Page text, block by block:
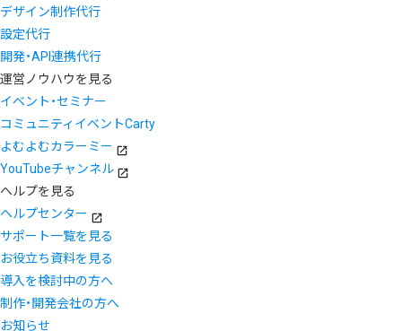
デザイン制作代行
設定代行
開発・API連携代行
運営ノウハウを見る
イベント・セミナー
コミュニティイベントCarty
よむよむカラーミー
YouTubeチャンネル
ヘルプを見る
ヘルプセンター
サポート一覧を見る
お役立ち資料を見る
導入を検討中の方へ
制作・開発会社の方へ
お知らせ